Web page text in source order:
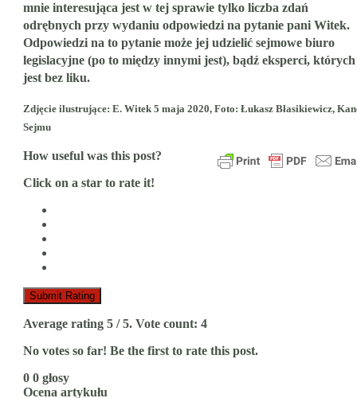
mnie interesująca jest w tej sprawie tylko liczba zdań
odrębnych przy wydaniu odpowiedzi na pytanie pani Witek.
Odpowiedzi na to pytanie może jej udzielić sejmowe biuro
legislacyjne (po to między innymi jest), bądź eksperci, których
jest bez liku.
Zdjęcie ilustrujące: E. Witek 5 maja 2020, Foto: Łukasz Błasikiewicz,
Sejmu
How useful was this post?
Click on a star to rate it!
Submit Rating
Average rating 5 / 5. Vote count: 4
No votes so far! Be the first to rate this post.
0 0 głosy
Ocena artykułu